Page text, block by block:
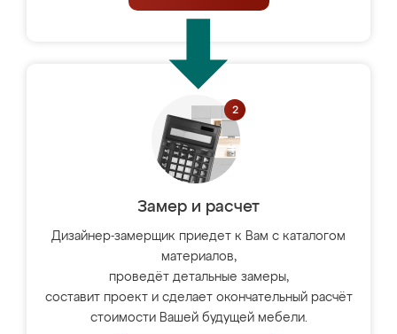
Замер и расчет
Дизайнер-замерщик приедет к Вам с каталогом
материалов,
проведёт детальные замеры,
составит проект и сделает окончательный расчёт
стоимости Вашей будущей мебели.